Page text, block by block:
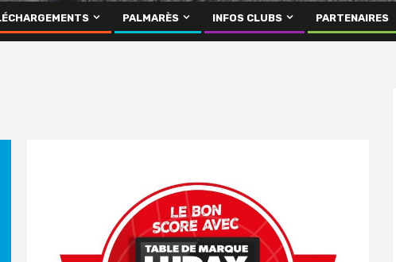
PALMARÈS INFOS CLUBS PARTENAIRES